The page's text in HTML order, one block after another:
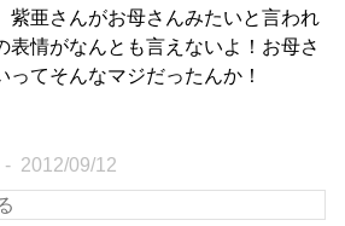
紫亜さんがお母さんみたいと言われ
表情がなんとも言えないよ！お母さ
ってそんなマジだったんか！
2012/09/12